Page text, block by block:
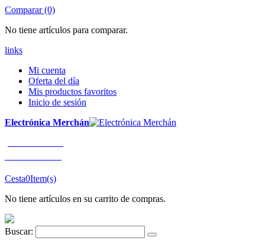
Comparar (0)
No tiene artículos para comparar.
links
Mi cuenta
Oferta del día
Mis productos favoritos
Inicio de sesión
Electrónica Merchán
Cesta0Item(s)
No tiene artículos en su carrito de compras.
Buscar: